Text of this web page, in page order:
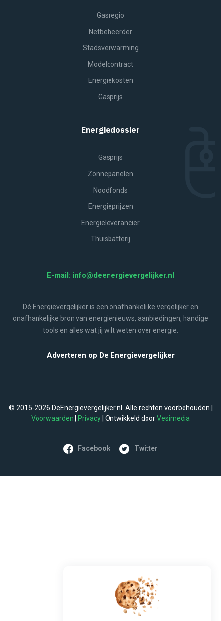
Gasregio
Netbeheerder
Stadsverwarming
Modelcontract
Energiekosten
Gasprijs
Energiedossier
Gasprijs
Zonnepanelen
Noodfonds
Energieprijzen
Energieleverancier
Thuisbatterij
E-mail: info@deenergievergelijker.nl
Dé Energievergelijker is een onafhankelijke vergelijker en
onafhankelijke bron van energienieuws, aanbiedingen, handige
tools en alles wat jij wilt weten over energie.
Adverteren op De Energievergelijker
© 2015-2026 DeEnergievergelijker.nl. Alle rechten voorbehouden |
Voorwaarden
Privacy | Ontwikkeld doorVesimedia
Facebook Twitter